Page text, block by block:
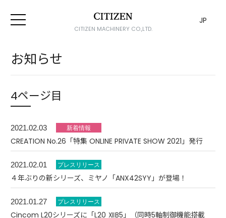
CITIZEN MACHINERY CO.,LTD.
JP
お知らせ
4ページ目
2021.02.03
CREATION No.26「特集 ONLINE PRIVATE SHOW 2021」発行
2021.02.01
４年ぶりの新シリーズ、ミヤノ「ANX42SYY」が登場！
2021.01.27
Cincom L20シリーズに「L20 ⅫB5」（同時5軸制御機能搭載